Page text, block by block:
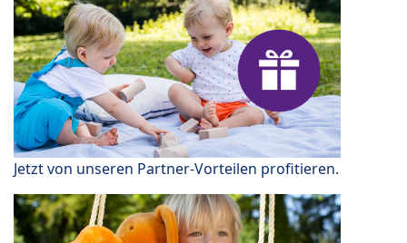
Jetzt von unseren Partner-Vorteilen profitieren.